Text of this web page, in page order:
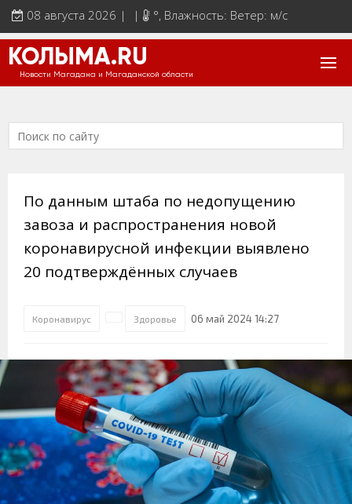
08 августа 2026 | | °, Влажность: Ветер: м/с
КОЛЫМА.RU
Новости Магадана и Магаданской области
По данным штаба по недопущению
завоза и распространения новой
коронавирусной инфекции выявлено
20 подтверждённых случаев
Коронавирус Здоровье 06 май 2024 14:27